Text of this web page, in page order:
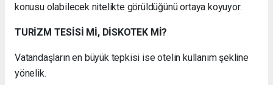
konusu olabilecek nitelikte görüldüğünü ortaya koyuyor.
TURİZM TESİSİ Mİ, DİSKOTEK Mİ?
Vatandaşların en büyük tepkisi ise otelin kullanım şekline
yönelik.